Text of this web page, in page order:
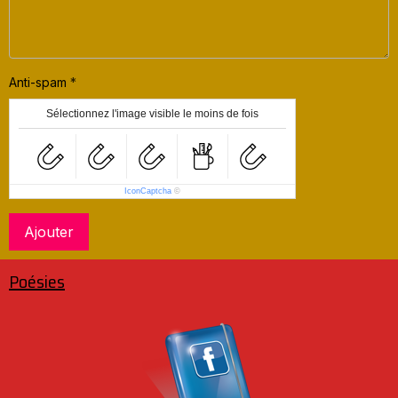
Anti-spam
Sélectionnez l'image visible le moins de fois
IconCaptcha ©
Ajouter
Poésies